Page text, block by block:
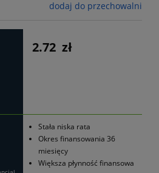
dodaj do przechowalni
2.72 zł
Stała niska rata
Okres finansowania 36
miesięcy
Większa płynność finansowa